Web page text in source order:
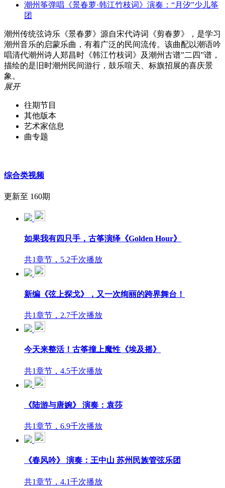
潮州筝弹唱《景春萝·韩江竹枝词》演奏：“月汐”少儿筝
团
潮州传统弦诗乐《景春萝》源自宋代诗词《剪春萝》，是学习
潮州音乐的启蒙乐曲，有着广泛的民间流传。该曲配以潮语吟
唱清代潮州诗人郑昌时《韩江竹枝词》及潮州古谱”二四”谱，
描绘的是旧时潮州民间游行，鼓乐喧天、标旗招展的喜庆景
象。
展开
往期节目
其他版本
艺术家信息
曲专题
综合类视频
更新至 160期
如果我有四只手，古筝演绎《Golden Hour》
共1章节，5.2千次播放
新编《弦上探戈》，又一次绚丽的跨界舞台！
共1章节，2.7千次播放
今天来整活！古筝撞上魔性《埃及摇》
共1章节，4.5千次播放
《陆游与唐婉》 演奏：袁莎
共1章节，6.9千次播放
《春风吟》 演奏：王中山 苏州民族管弦乐团
共1章节，4.1千次播放